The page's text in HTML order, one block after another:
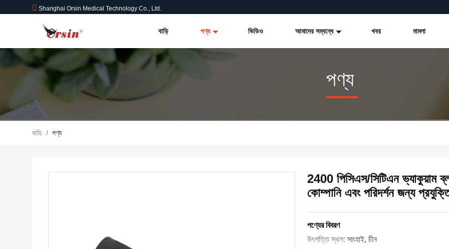
Shanghai Orsin Medical Technology Co., Ltd.
বাড়ি পণ্য ভিডিও আমাদের সম্বন্ধে খবর মামলা
পণ্য
বাড়ি / পণ্য
2400 পিসিএস/সিটিএন ভ্যাকুয়াম
কোম্পানি এবং পরিদর্শন জন্য
পণ্যের বিবরণ
উৎপত্তি স্থল: সাংহাই, চীন